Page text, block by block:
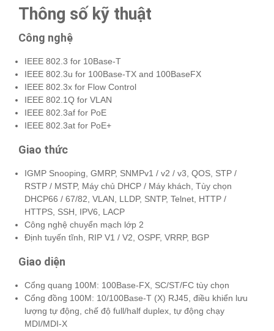
Thông số kỹ thuật
Công nghệ
IEEE 802.3 for 10Base-T
IEEE 802.3u for 100Base-TX and 100BaseFX
IEEE 802.3x for Flow Control
IEEE 802.1Q for VLAN
IEEE 802.3af for PoE
IEEE 802.3at for PoE+
Giao thức
IGMP Snooping, GMRP, SNMPv1 / v2 / v3, QOS, STP /
RSTP / MSTP, Máy chủ DHCP / Máy khách, Tùy chọn
DHCP66 / 67/82, VLAN, LLDP, SNTP, Telnet, HTTP /
HTTPS, SSH, IPV6, LACP
Công nghệ chuyển mạch lớp 2
Định tuyến tĩnh, RIP V1 / V2, OSPF, VRRP, BGP
Giao diện
Cổng quang 100M: 100Base-FX, SC/ST/FC tùy chọn
Cổng đồng 100M: 10/100Base-T (X) RJ45, điều khiển lưu
lượng tự động, chế độ full/half duplex, tự động chạy
MDI/MDI-X